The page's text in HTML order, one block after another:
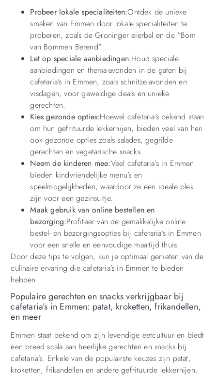
Probeer lokale specialiteiten:Ontdek de unieke
smaken van Emmen door lokale specialiteiten te
proberen, zoals de Groninger eierbal en de “Bom
van Bommen Berend”.
Let op speciale aanbiedingen:Houd speciale
aanbiedingen en thema-avonden in de gaten bij
cafetaria’s in Emmen, zoals schnitzelavonden en
visdagen, voor geweldige deals en unieke
gerechten.
Kies gezonde opties:Hoewel cafetaria’s bekend staan
om hun gefrituurde lekkernijen, bieden veel van hen
ook gezonde opties zoals salades, gegrilde
gerechten en vegetarische snacks.
Neem de kinderen mee:Veel cafetaria’s in Emmen
bieden kindvriendelijke menu’s en
speelmogelijkheden, waardoor ze een ideale plek
zijn voor een gezinsuitje.
Maak gebruik van online bestellen en
bezorging:Profiteer van de gemakkelijke online
bestel- en bezorgingsopties bij cafetaria’s in Emmen
voor een snelle en eenvoudige maaltijd thuis.
Door deze tips te volgen, kun je optimaal genieten van de
culinaire ervaring die cafetaria’s in Emmen te bieden
hebben.
Populaire gerechten en snacks verkrijgbaar bij
cafetaria’s in Emmen: patat, kroketten, frikandellen,
en meer
Emmen staat bekend om zijn levendige eetcultuur en biedt
een breed scala aan heerlijke gerechten en snacks bij
cafetaria’s. Enkele van de populairste keuzes zijn patat,
kroketten, frikandellen en andere gefrituurde lekkernijen.